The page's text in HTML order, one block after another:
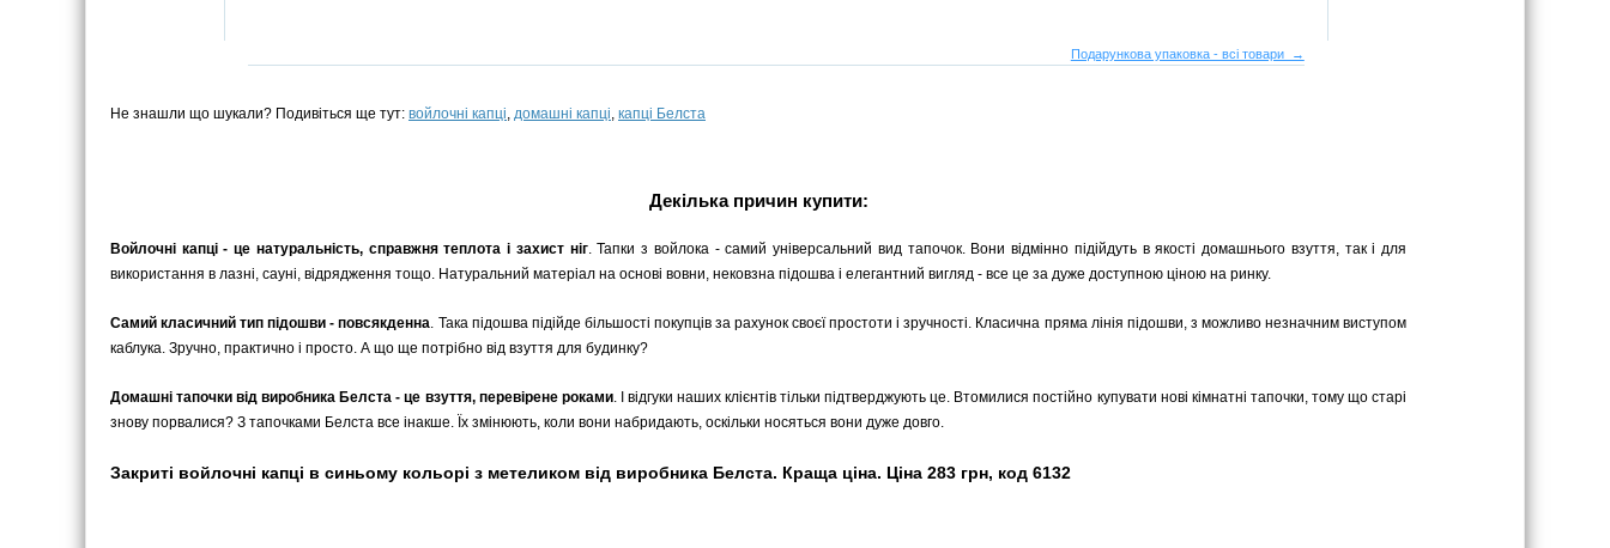
Подарункова упаковка - всі товари →
Не знашли що шукали? Подивіться ще тут: войлочні капці, домашні капці, капці Белста
Декілька причин купити:
Войлочні капці - це натуральність, справжня теплота і захист ніг. Тапки з войлока - самий універсальний вид тапочок. Вони відмінно підійдуть в якості домашнього взуття, так і для
використання в лазні, сауні, відрядження тощо. Натуральний матеріал на основі вовни, нековзна підошва і елегантний вигляд - все це за дуже доступною ціною на ринку.
Самий класичний тип підошви - повсякденна. Така підошва підійде більшості покупців за рахунок своєї простоти і зручності. Класична пряма лінія підошви, з можливо незначним виступом
каблука. Зручно, практично і просто. А що ще потрібно від взуття для будинку?
Домашні тапочки від виробника Белста - це взуття, перевірене роками. І відгуки наших клієнтів тільки підтверджують це. Втомилися постійно купувати нові кімнатні тапочки, тому що старі
знову порвалися? З тапочками Белста все інакше. Їх змінюють, коли вони набридають, оскільки носяться вони дуже довго.
Закриті войлочні капці в синьому кольорі з метеликом від виробника Белста. Краща ціна. Ціна 283 грн, код 6132